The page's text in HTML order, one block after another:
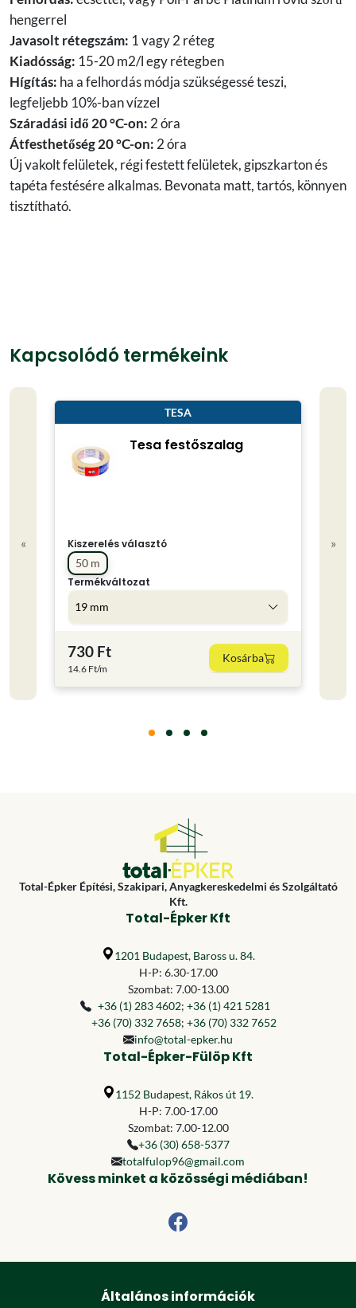
hengerrel
Javasolt rétegszám: 1 vagy 2 réteg
Kiadósság: 15-20 m2/l egy rétegben
Hígítás: ha a felhordás módja szükségessé teszi,
legfeljebb 10%-ban vízzel
Száradási idő 20 °C-on: 2 óra
Átfesthetőség 20 °C-on: 2 óra
Új vakolt felületek, régi festett felületek, gipszkarton és
tapéta festésére alkalmas. Bevonata matt, tartós, könnyen
tisztítható.
Kapcsolódó termékeink
«
TESA
Tesa festőszalag
Kiszerelés választó
50 m
Termékváltozat
19 mm
730 Ft
14.6 Ft/m
Kosárba
»
Total-Épker Építési, Szakipari, Anyagkereskedelmi és Szolgáltató
Kft.
Total-Épker Kft
1201 Budapest, Baross u. 84.
H-P: 6.30-17.00
Szombat: 7.00-13.00
+36 (1) 283 4602; +36 (1) 421 5281
+36 (70) 332 7658; +36 (70) 332 7652
info@total-epker.hu
Total-Épker-Fülöp Kft
1152 Budapest, Rákos út 19.
H-P: 7.00-17.00
Szombat: 7.00-12.00
+36 (30) 658-5377
totalfulop96@gmail.com
Kövess minket a közösségi médiában!
Általános információk